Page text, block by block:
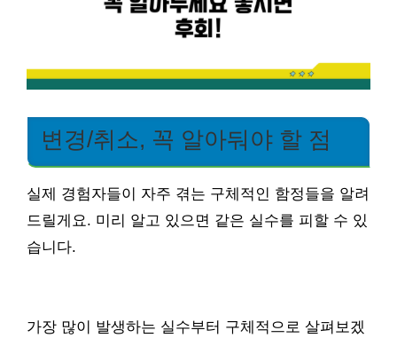
변경/취소, 꼭 알아둬야 할 점
실제 경험자들이 자주 겪는 구체적인 함정들을 알려
드릴게요. 미리 알고 있으면 같은 실수를 피할 수 있
습니다.
가장 많이 발생하는 실수부터 구체적으로 살펴보겠